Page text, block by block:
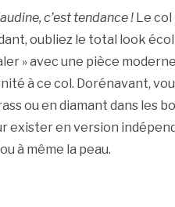
c’est tendance ! Le
oubliez le total look
» avec une pièce
à ce col. Dorénavant,
ou en diamant dans les
exister en version
à même la peau.